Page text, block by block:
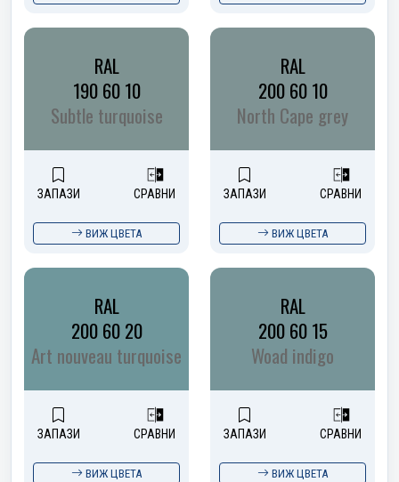
RAL
190 60 10
Subtle turquoise
ЗАПАЗИ СРАВНИ
ВИЖ ЦВЕТА
RAL
200 60 10
North Cape grey
ЗАПАЗИ СРАВНИ
ВИЖ ЦВЕТА
RAL
200 60 20
Art nouveau turquoise
ЗАПАЗИ СРАВНИ
ВИЖ ЦВЕТА
RAL
200 60 15
Woad indigo
ЗАПАЗИ СРАВНИ
ВИЖ ЦВЕТА